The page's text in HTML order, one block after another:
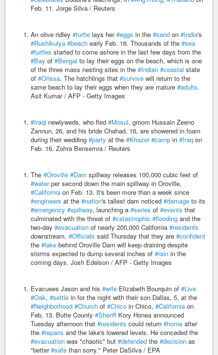
Feb. 11. Jorge Silva / Reuters
An olive ridley #turtle lays her#eggs in the #sand on #India's
#Rushikulya #beach early Feb. 16. Thousands of the #sea
#turtles started to come ashore in the last few days from the
#Bay of #Bengal to lay their eggs on the beach, which is one
of the three mass nesting sites in the #Indian #coastal state
of #Orissa. The hatchlings that #survive will return to the
same beach to lay their eggs when they are mature #adults.
Asit Kumar / AFP - Getty Images
#Iraqi newlyweds, who fled #Mosul, groom Hussain Zeeno
Zannun, 26, and his bride Chahad, 16, are showered in foam
during their wedding #party at the #Khazer #camp in #Iraq on
Feb. 16. Zohra Bensemra / Reuters
The #Oroville #Dam spillway releases 100,000 cubic feet of
#waterper second down the main spillway in Oroville,
#California on Feb. 13. It's been more than a week since
#engineers at the #nation's tallest dam noticed #damage to its
#emergency #spillway, launching a #series of #events that
culminated with the threat of #catastrophic #flooding and the
two-day #evacuation of nearly 200,000 California #residents
downstream. #Officials said Thursday that they are #confident
the #lake behind Oroville Dam will keep draining despite
storms expected to dump several inches of #rain in the
coming days. Josh Edelson / AFP - Getty Images
Evacuees Jason and his #wife Elizabeth Bourquin of #Live
#Oak, #settle in for the night with their son Dallas, 5, at the
#Neighborhood #Church of #Chico in Chico, #California on
Feb. 13. Butte County #Sheriff Kory Honea announced
Tuesday afternoon that #residents could return #home after
the #repairs and the lake's lowered levels. He conceded the
#evacuation was "chaotic" but #defended the #decision as
"better#safe than sorry." Peter DaSilva / EPA